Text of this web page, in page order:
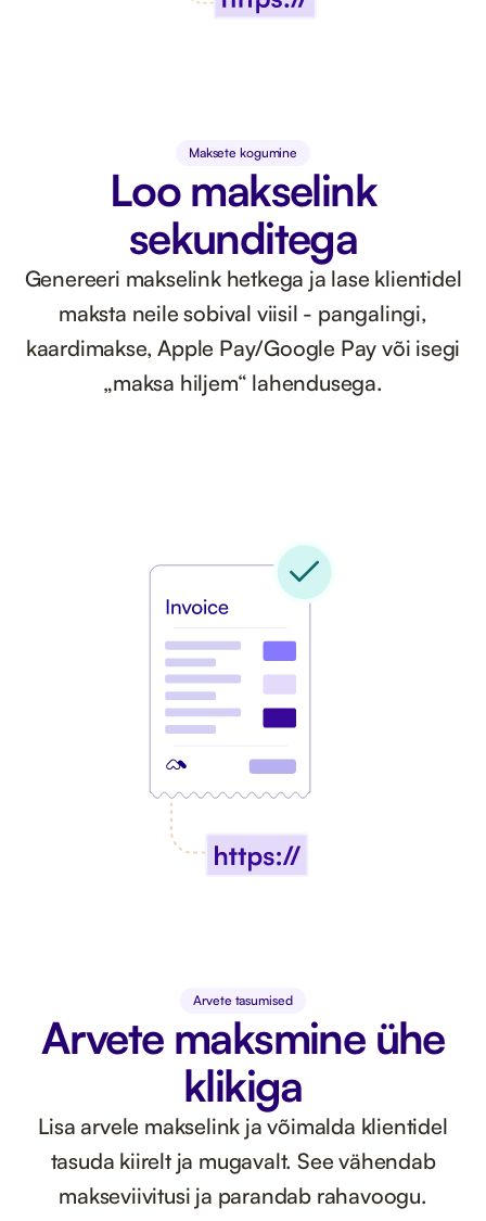
Maksete kogumine
Loo makselink
sekunditega
Genereeri makselink hetkega ja lase klientidel
maksta neile sobival viisil - pangalingi,
kaardimakse, Apple Pay/Google Pay või isegi
„maksa hiljem“ lahendusega.
Arvete tasumised
Arvete maksmine ühe
klikiga
Lisa arvele makselink ja võimalda klientidel
tasuda kiirelt ja mugavalt. See vähendab
makseviivitusi ja parandab rahavoogu.